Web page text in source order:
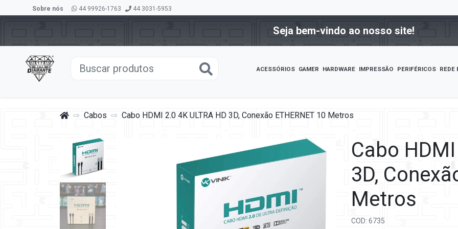
Seja bem-vindo ao nosso site!
Sobre nós 44 99926-1763 44 3031-5953
ACESSÓRIOS GAMER HARDWARE IMPRESSÃO PERIFÉRICOS REDE
Cabos Cabo HDMI 2.0 4K ULTRA HD 3D, Conexão ETHERNET 10 Metros
Cabo
3D,
Metros
COD: 6735